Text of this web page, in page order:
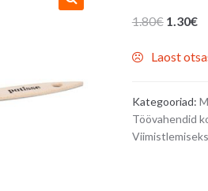
1.80€ Algne
oli:
1.30€
Laost
Kategooriad:
Töövahendid
Viimistlemiseks